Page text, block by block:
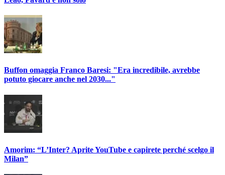
Buffon omaggia Franco Baresi: "Era incredibile, avrebbe
potuto giocare anche nel 2030..."
Amorim: “L’Inter? Aprite YouTube e capirete perché scelgo il
Milan”